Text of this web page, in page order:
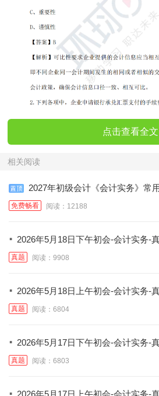
点击查看全文
相关阅读
2027年初级会计《会计实务》常
免费畅看 阅读：12188
· 2026年5月18日下午初会-会计实务-
真题 阅读：9908
· 2026年5月18日上午初会-会计实务-
真题 阅读：6804
· 2026年5月17日下午初会-会计实务-
真题 阅读：6803
2026年5月17日上午初会-会计实务-